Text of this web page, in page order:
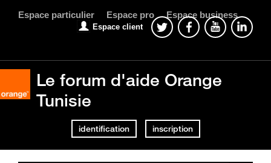
Espace particulier Espace pro Espace business
Espace client
Le forum d'aide Orange
Tunisie
identification inscription